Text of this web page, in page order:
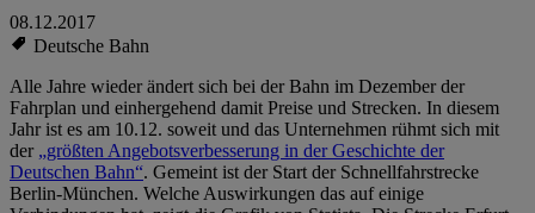
08.12.2017
Deutsche Bahn
Alle Jahre wieder ändert sich bei der Bahn im Dezember der
Fahrplan und einhergehend damit Preise und Strecken. In diesem
Jahr ist es am 10.12. soweit und das Unternehmen rühmt sich mit
der „größten Angebotsverbesserung in der Geschichte der
Deutschen Bahn“. Gemeint ist der Start der Schnellfahrstrecke
Berlin-München. Welche Auswirkungen das auf einige